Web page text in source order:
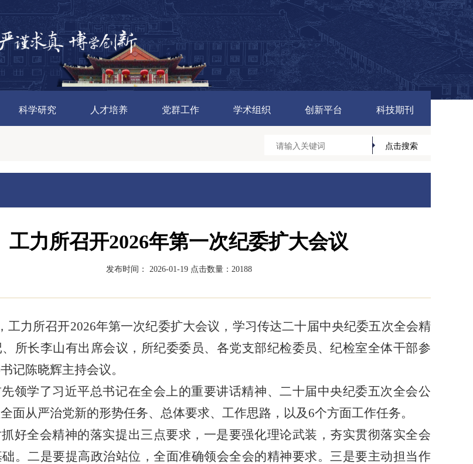
科学研究 人才培养 党群工作 学术组织 创新平台 科技期刊
工力所召开2026年第一次纪委扩大会议
发布时间： 2026-01-19 点击数量：20188
工力所召开2026年第一次纪委扩大会议，学习传达二十届中央纪委五次全会精
所长李山有出席会议，所纪委委员、各党支部纪检委员、纪检室全体干部参
记陈晓辉主持会议。
领学了习近平总书记在全会上的重要讲话精神、二十届中央纪委五次全会公
面从严治党新的形势任务、总体要求、工作思路，以及6个方面工作任务。
好全会精神的落实提出三点要求，一是要强化理论武装，夯实贯彻落实全会
。二是要提高政治站位，全面准确领会全会的精神要求。三是要主动担当作